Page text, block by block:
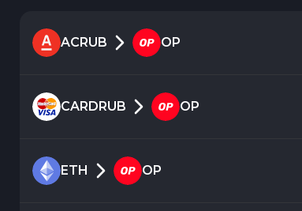
ACRUB OP
CARDRUB OP
ETH OP